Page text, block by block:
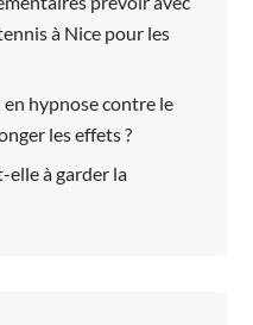
à Nice pour les
hypnose contre le
les effets ?
elle à garder la